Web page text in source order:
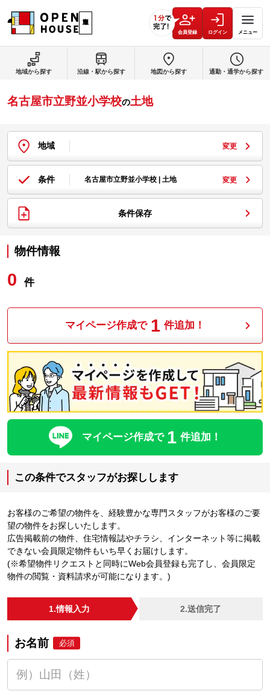
会員登録 ログイン メニュー
名古屋市立野並小学校の土地
地域 変更
条件 名古屋市立野並小学校 | 土地 変更
条件保存
物件情報
0 件
マイページ作成で 1 件追加！
マイページ作成で 1 件追加！
この条件でスタッフがお探しします
お客様のご希望の物件を、経験豊かな専門スタッフがお客様のご要
望の物件をお探しいたします。
広告掲載前の物件、住宅情報誌やチラシ、インターネット等に掲載
できない会員限定物件もいち早くお届けします。
(※希望物件リクエストと同時にWeb会員登録も完了し、会員限定
物件の閲覧・資料請求が可能になります。)
1.情報入力 2.送信完了
お名前 必須
地域から探す 沿線・駅から探す 地図から探す 通勤・通学から探す